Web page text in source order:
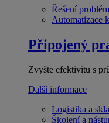
Řešení
Automatizace
Připojený
Zvyšte efektivitu s
Další informace
Logistika a
Školení a